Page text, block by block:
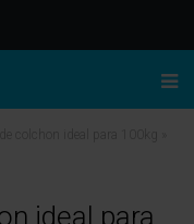
ideal para